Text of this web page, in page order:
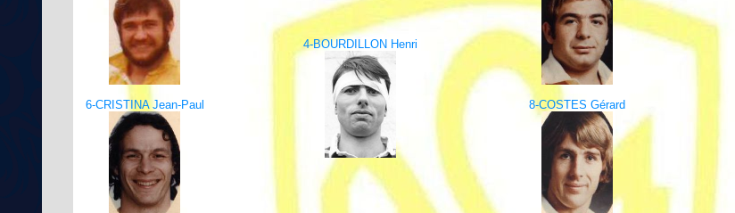
4-BOURDILLON Henri
6-CRISTINA Jean-Paul 8-COSTES Gérard